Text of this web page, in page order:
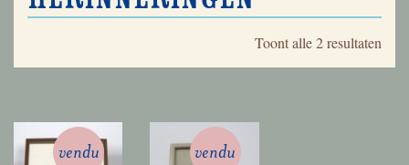
Toont alle 2 resultaten
op
vendu vendu